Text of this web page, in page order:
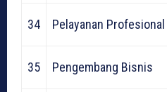
34 Pelayanan Profesional
35 Pengembang Bisnis